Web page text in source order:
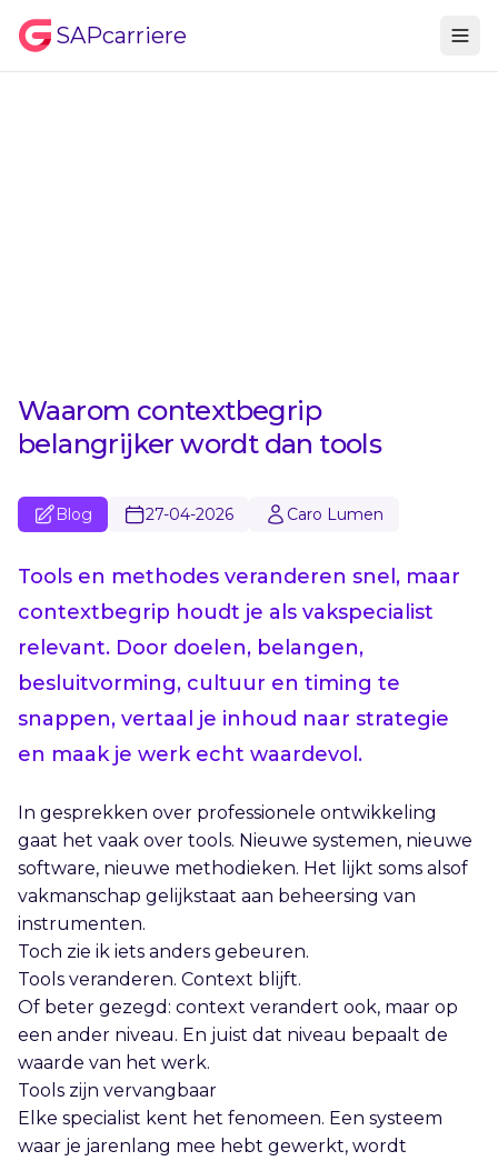
SAPcarriere
Waarom contextbegrip
belangrijker wordt dan tools
Blog 27-04-2026 Caro Lumen
Tools en methodes veranderen snel, maar
contextbegrip houdt je als vakspecialist
relevant. Door doelen, belangen,
besluitvorming, cultuur en timing te
snappen, vertaal je inhoud naar strategie
en maak je werk echt waardevol.
In gesprekken over professionele ontwikkeling
gaat het vaak over tools. Nieuwe systemen, nieuwe
software, nieuwe methodieken. Het lijkt soms alsof
vakmanschap gelijkstaat aan beheersing van
instrumenten.
Toch zie ik iets anders gebeuren.
Tools veranderen. Context blijft.
Of beter gezegd: context verandert ook, maar op
een ander niveau. En juist dat niveau bepaalt de
waarde van het werk.
Tools zijn vervangbaar
Elke specialist kent het fenomeen. Een systeem
waar je jarenlang mee hebt gewerkt, wordt